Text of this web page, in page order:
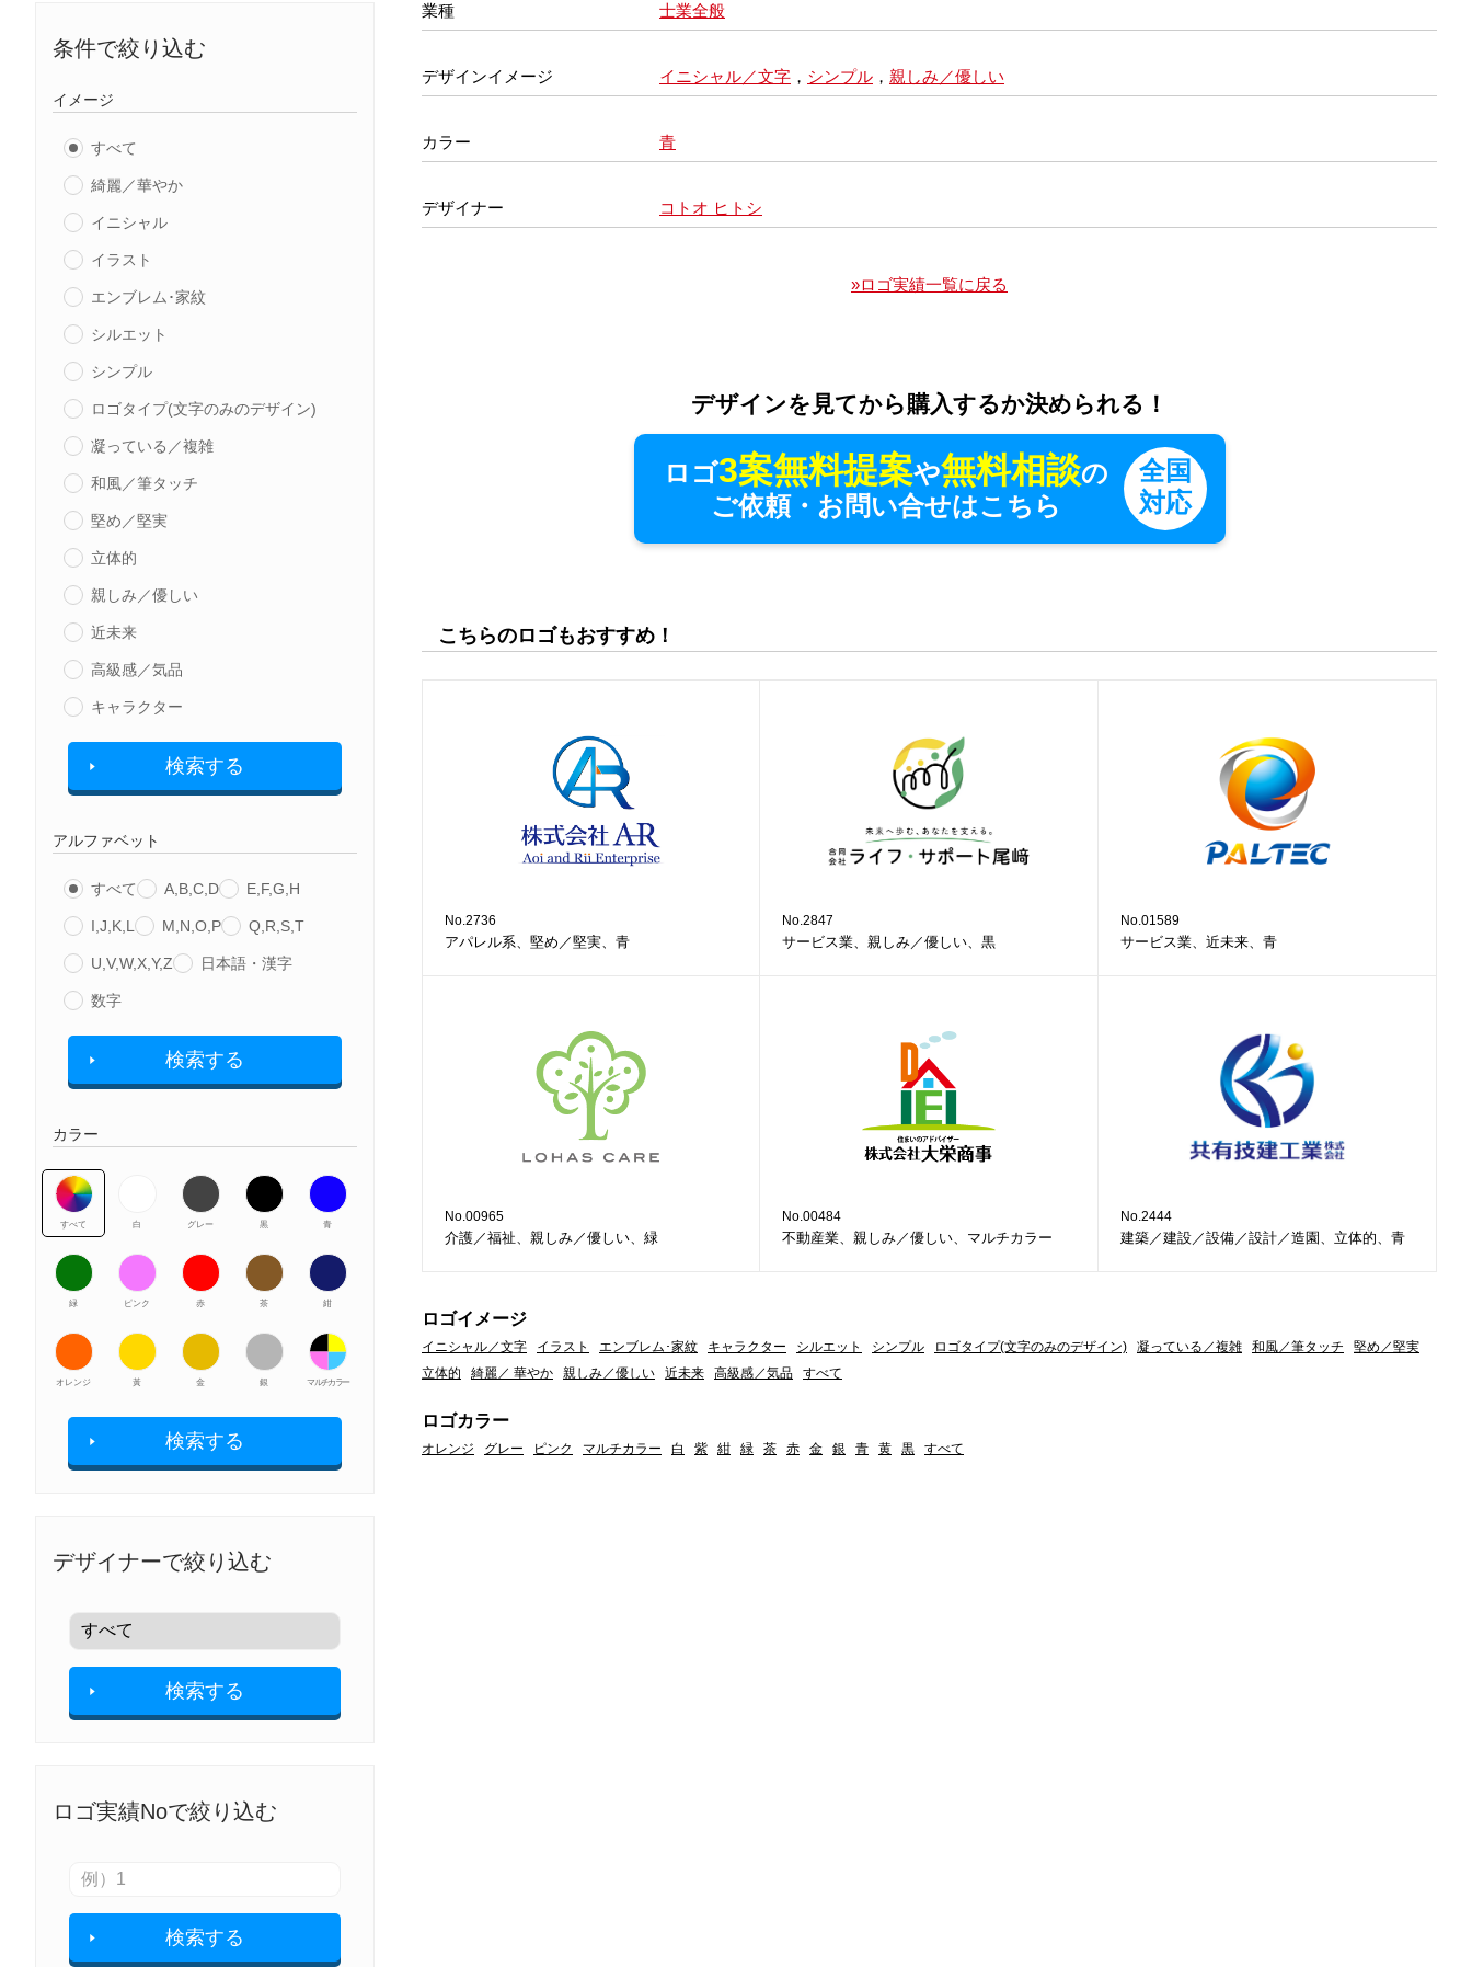
条件で絞り込む
イメージ
すべて
綺麗／華やか
イニシャル
イラスト
エンブレム･家紋
シルエット
シンプル
ロゴタイプ(文字のみのデザイン)
凝っている／複雑
和風／筆タッチ
堅め／堅実
立体的
親しみ／優しい
近未来
高級感／気品
キャラクター
検索する
アルファベット
すべて A,B,C,D E,F,G,H
I,J,K,L M,N,O,P Q,R,S,T
U,V,W,X,Y,Z 日本語・漢字
数字
検索する
カラー
すべて 白 グレー 黒 青
緑 ピンク 赤 茶 紺
オレンジ 黃 金 銀 マルチカラー
検索する
デザイナーで絞り込む
検索する
ロゴ実績Noで絞り込む
検索する
業種 士業全般
デザインイメージ イニシャル／文字 ， シンプル ， 親しみ／優しい
カラー 青
デザイナー コトオ ヒトシ
»ロゴ実績一覧に戻る
デザインを見てから購入するか決められる！
ロゴ3案無料提案や無料相談の
ご依頼・お問い合せはこちら
全国
対応
こちらのロゴもおすすめ！
No.2736
アパレル系、堅め／堅実、青
No.2847
サービス業、親しみ／優しい、黒
No.01589
サービス業、近未来、青
No.00965
介護／福祉、親しみ／優しい、緑
No.00484
不動産業、親しみ／優しい、マルチカラー
No.2444
建築／建設／設備／設計／造園、立体的、青
ロゴイメージ
イニシャル／文字 イラスト エンブレム･家紋 キャラクター シルエット シンプル ロゴタイプ(文字のみのデザイン) 凝っている／複雑 和風／筆タッチ
堅め／堅実
立体的
綺麗／ 華やか 親しみ／優しい 近未来 高級感／気品 すべて
ロゴカラー
オレンジ グレー ピンク マルチカラー 白 紫 紺 緑 茶 赤 金 銀 青 黄 黒 すべて